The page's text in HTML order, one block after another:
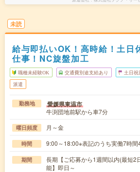
未読
給与即払いOK！高時給！土日
仕事！NC旋盤加工
職種未経験OK 交通費別途支給あり 土日祝
派遣
勤務地 愛媛県東温市
牛渕団地前駅から車7分
曜日頻度 月～金
時間 9:00～18:00※表記のうち実働7時間
期間
長期【ご応募から1週間以内(最短2
能】即日～